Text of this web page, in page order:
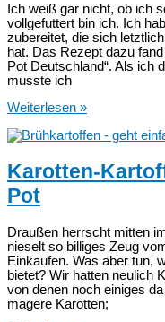
Rezept
Ich weiß gar nicht, ob ich
vollgefuttert bin ich. Ich
zubereitet, die sich
hat. Das Rezept dazu
Pot Deutschland“. Als ich
musste ich
Minestrone
Instant
Weiterlesen »
Karotten-
Pot
Draußen herrscht mitten
nieselt so billiges Zeug
Einkaufen. Was aber tun,
bietet? Wir hatten neulich
von denen noch einiges
magere Karotten;